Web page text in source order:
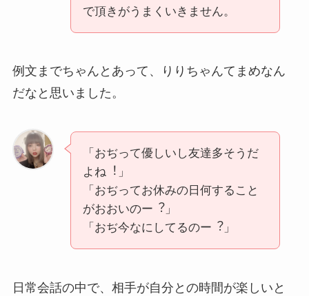
で頂きがうまくいきません。
例文までちゃんとあって、りりちゃんてまめなん
だなと思いました。
「おぢって優しいし友達多そうだ
よね︕」
「おぢってお休みの⽇何すること
がおおいのー︖」
「おぢ今なにしてるのー︖」
日常会話の中で、相手が自分との時間が楽しいと